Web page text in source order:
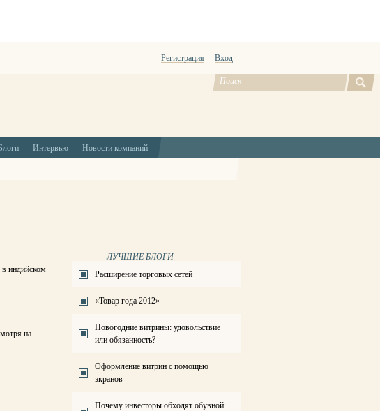
Регистрация Вход
Интервью Новости компаний
в индийском
на
ЛУЧШИЕ БЛОГИ
Расширение торговых сетей
«Товар года 2012»
Новогодние витрины: удовольствие
или обязанность?
Оформление витрин с помощью
экранов
Почему инвесторы обходят обувной